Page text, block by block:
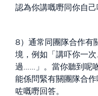
認為你講嘅嘢同你自己
8）通常同團隊合作有
境，例如「講吓你一
過……」。當你聽到呢
能係問緊有關團隊合
咗嘅嘢回答。